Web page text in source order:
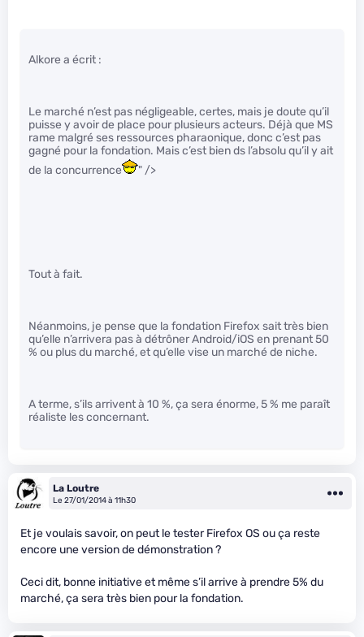
Alkore a écrit :
Le marché n’est pas négligeable, certes, mais je doute qu’il
puisse y avoir de place pour plusieurs acteurs. Déjà que MS
rame malgré ses ressources pharaonique, donc c’est pas
gagné pour la fondation. Mais c’est bien ds l’absolu qu’il y ait
de la concurrence
" />
Tout à fait.
Néanmoins, je pense que la fondation Firefox sait très bien
qu’elle n’arrivera pas à détrôner Android/iOS en prenant 50
% ou plus du marché, et qu’elle vise un marché de niche.
A terme, s’ils arrivent à 10 %, ça sera énorme, 5 % me paraît
réaliste les concernant.
La Loutre
Le 27/01/2014 à 11h30
Et je voulais savoir, on peut le tester Firefox OS ou ça reste
encore une version de démonstration ?
Ceci dit, bonne initiative et même s’il arrive à prendre 5% du
marché, ça sera très bien pour la fondation.